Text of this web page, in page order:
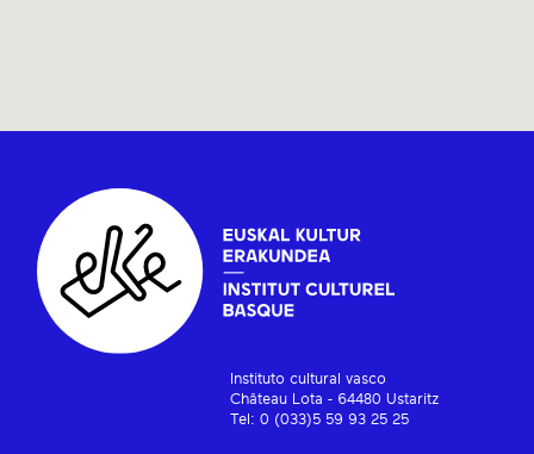
Instituto cultural vasco
Château Lota - 64480 Ustaritz
Tel: 0 (033)5 59 93 25 25